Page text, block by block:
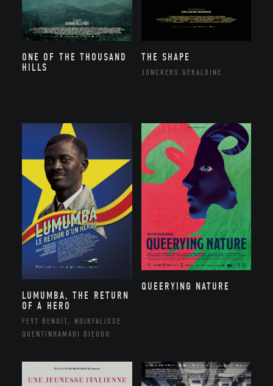
ONE OF THE THOUSAND
HILLS
THE SHAPE
JONCKERS GÉRALDINE
LUMUMBA, THE RETURN
OF A HERO
FEYT BENOÎT, NOIRFALISSE
QUENTINHAMADI DIEUDO
QUEERYING NATURE